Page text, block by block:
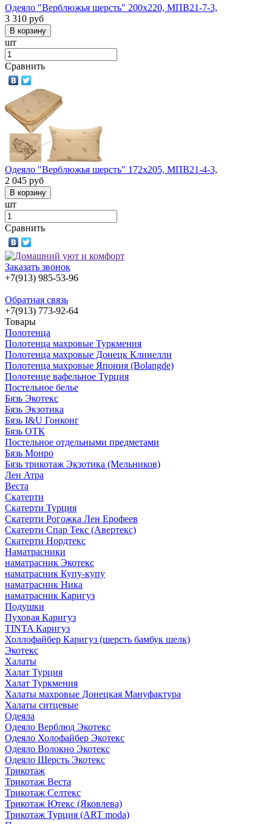
Одеяло "Верблюжья шерсть" 200х220, МПВ21-7-3,
3 310 руб
шт
Сравнить
Одеяло "Верблюжья шерсть" 172х205, МПВ21-4-3,
2 045 руб
шт
Сравнить
Заказать звонок
+7(913) 985-53-96
Обратная связь
+7(913) 773-92-64
Товары
Полотенца
Полотенца махровые Туркмения
Полотенца махровые Донецк Клинелли
Полотенца махровые Япония (Bolangde)
Полотенце вафельное Турция
Постельное белье
Бязь Экотекс
Бязь Экзотика
Бязь I&U Гонконг
Бязь ОТК
Постельное отдельными предметами
Бязь Монро
Бязь трикотаж Экзотика (Мельников)
Лен Атра
Веста
Скатерти
Скатерти Турция
Скатерти Рогожка Лен Ерофеев
Скатерти Спар Текс (Авертекс)
Скатерти Нордтекс
Наматрасники
наматрасник Экотекс
наматрасник Купу-купу
наматрасник Ника
наматрасник Каригуз
Подушки
Пуховая Каригуз
TINTA Каригуз
Холлофайбер Каригуз (шерсть бамбук шелк)
Экотекс
Халаты
Халат Турция
Халат Туркмения
Халаты махровые Донецкая Мануфактура
Халаты ситцевые
Одеяла
Одеяло Верблюд Экотекс
Одеяло Холофайбер Экотекс
Одеяло Волокно Экотекс
Одеяло Шерсть Экотекс
Трикотаж
Трикотаж Веста
Трикотаж Селтекс
Трикотаж Ютекс (Яковлева)
Трикотаж Турция (ART moda)